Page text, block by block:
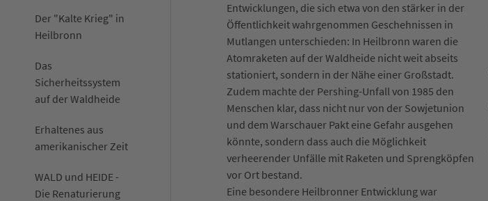
Der "Kalte Krieg" in
Heilbronn
Das
Sicherheitssystem
auf der Waldheide
Erhaltenes aus
amerikanischer Zeit
WALD und HEIDE -
Die Renaturierung
Entwicklungen, die sich etwa von den stärker in der
Öffentlichkeit wahrgenommen Geschehnissen in
Mutlangen unterschieden: In Heilbronn waren die
Atomraketen auf der Waldheide nicht weit abseits
stationiert, sondern in der Nähe einer Großstadt.
Zudem machte der Pershing-Unfall von 1985 den
Menschen klar, dass nicht nur von der Sowjetunion
und dem Warschauer Pakt eine Gefahr ausgehen
könnte, sondern dass auch die Möglichkeit
verheerender Unfälle mit Raketen und Sprengköpfen
vor Ort bestand.
Eine besondere Heilbronner Entwicklung war